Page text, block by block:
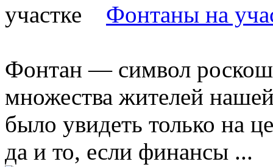
Фонтаны на
Фонтан — символ
множества жителей
было увидеть только на
да и то, если финансы ...